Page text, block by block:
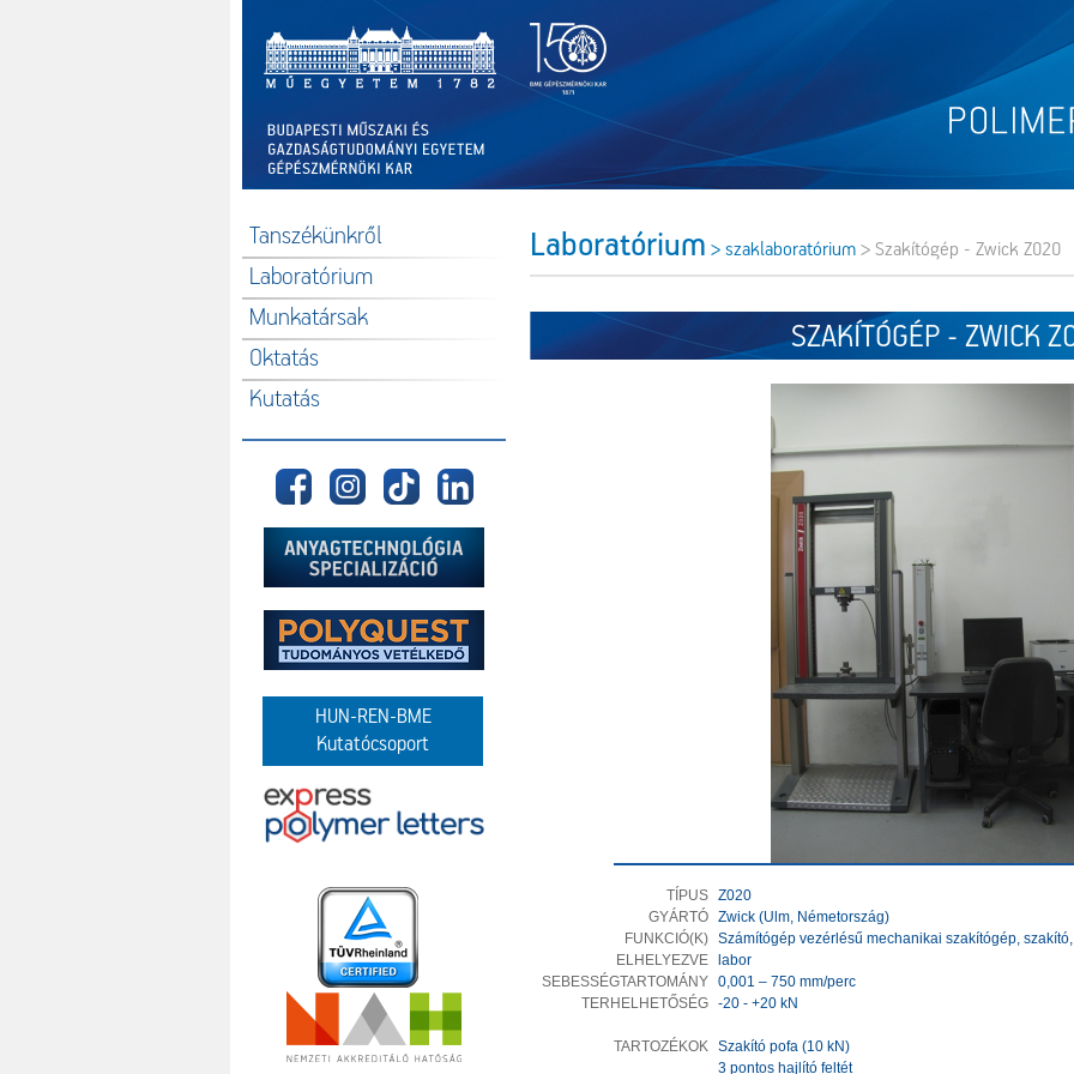
Tanszékünkről
Laboratórium
Munkatársak
Oktatás
Kutatás
HUN-REN-BME
Kutatócsoport
Laboratórium > szaklaboratórium > Szakítógép - Zwick Z020
SZAKÍTÓGÉP - ZWICK
TÍPUS
Z020
GYÁRTÓ
Zwick (Ulm, Németország)
FUNKCIÓ(K)
Számítógép vezérlésű mechanikai szakítógép,
ELHELYEZVE
labor
SEBESSÉGTARTOMÁNY
0,001 – 750 mm/perc
TERHELHETŐSÉG
-20 - +20 kN
TARTOZÉKOK
Szakító pofa (10 kN)
3 pontos hajlító feltét